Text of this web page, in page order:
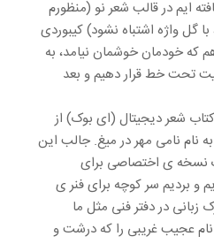
ایم در قالب شعر نو (منظورم
گل واژه اشتباه نشود) کیبوردی
که خودمان خوشمان نیامد، به
تحت خط قرار دهیم و بعد
کتاب شعر دیجیتال (ای بوک) از
نام نامی مهر در میغ. جالب این
ی اختصاصی برای
و بردیم سر کوچه برای فنر ی
زبانی در دفتر فنی مثل ما
عجیب غریبی را که درشت و